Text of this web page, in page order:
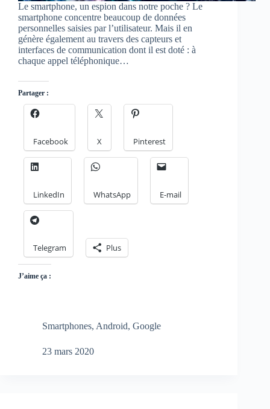
Le smartphone, un espion dans notre poche ? Le
smartphone concentre beaucoup de données
personnelles saisies par l’utilisateur. Mais il en
génère également au travers des capteurs et
interfaces de communication dont il est doté : à
chaque appel téléphonique…
Partager :
Facebook X Pinterest
LinkedIn WhatsApp E-mail
Telegram Plus
J’aime ça :
Smartphones, Android, Google
23 mars 2020